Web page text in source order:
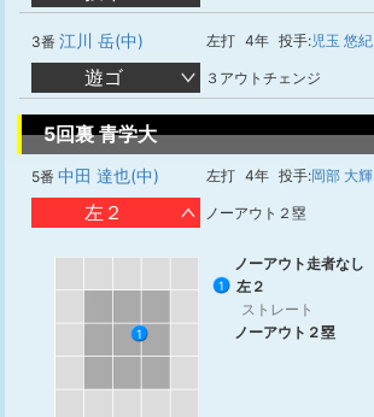
3番 江川 岳(中) 左打 4年 投手:児玉 悠紀
遊ゴ ３アウトチェンジ
5回裏 青学大
5番 中田 達也(中) 左打 4年 投手:岡部 大輝
左２ ノーアウト２塁
1
ノーアウト走者なし
1
左２
ストレート
ノーアウト２塁